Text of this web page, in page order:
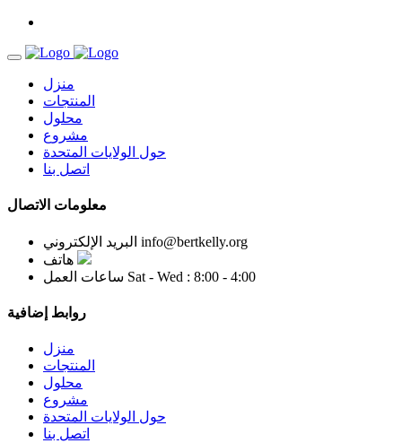
منزل
المنتجات
محلول
مشروع
حول الولايات المتحدة
اتصل بنا
معلومات الاتصال
البريد الإلكتروني info@bertkelly.org
هاتف
ساعات العمل Sat - Wed : 8:00 - 4:00
روابط إضافية
منزل
المنتجات
محلول
مشروع
حول الولايات المتحدة
اتصل بنا